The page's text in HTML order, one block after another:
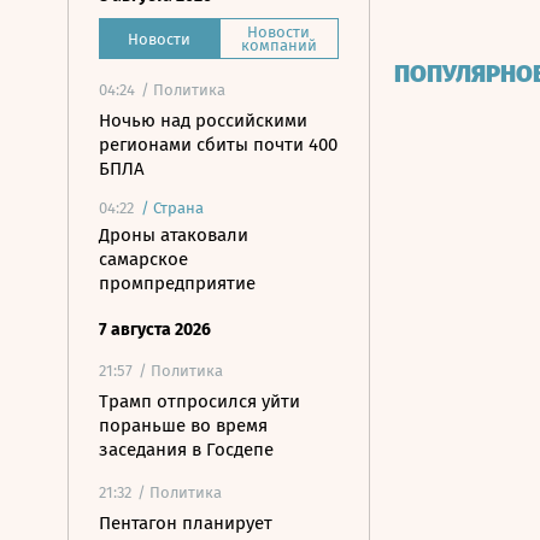
Новости Новости
компаний
04:24 / Политика
Ночью над российскими
регионами сбиты почти 400
БПЛА
04:22 / Страна
Дроны атаковали
самарское
промпредприятие
7 августа 2026
21:57 / Политика
Трамп отпросился уйти
пораньше во время
заседания в Госдепе
21:32 / Политика
Пентагон планирует